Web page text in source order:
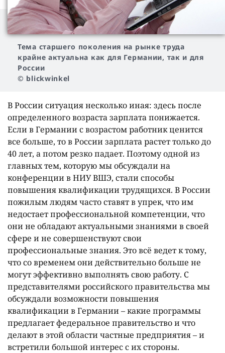
Тема старшего поколения на рынке труда
крайне актуальна как для Германии, так и для
России
© blickwinkel
В России ситуация несколько иная: здесь после
определенного возраста зарплата понижается.
Если в Германии с возрастом работник ценится
все больше, то в России зарплата растет только до
40 лет, а потом резко падает. Поэтому одной из
главных тем, которую мы обсуждали на
конференции в НИУ ВШЭ, стали способы
повышения квалификации трудящихся. В России
пожилым людям часто ставят в упрек, что им
недостает профессиональной компетенции, что
они не обладают актуальными знаниями в своей
сфере и не совершенствуют свои
профессиональные знания. Это всё ведет к тому,
что со временем они действительно больше не
могут эффективно выполнять свою работу. С
представителями российского правительства мы
обсуждали возможности повышения
квалификации в Германии – какие программы
предлагает федеральное правительство и что
делают в этой области частные предприятия – и
встретили большой интерес с их стороны.